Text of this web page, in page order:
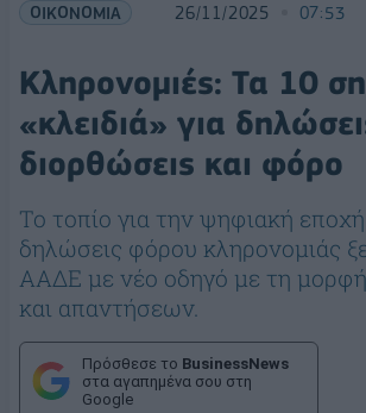
ΟΙΚΟΝΟΜΙΑ 26/11/2025 07:53
Κληρονομιές: Τα 10
«κλειδιά» για
διορθώσεις και φόρο
Το τοπίο για την ψηφιακή εποχή
δηλώσεις φόρου κληρονομιάς
ΑΑΔΕ με νέο οδηγό με τη
και απαντήσεων.
Πρόσθεσε το BusinessNews
στα αγαπημένα σου στη
Google